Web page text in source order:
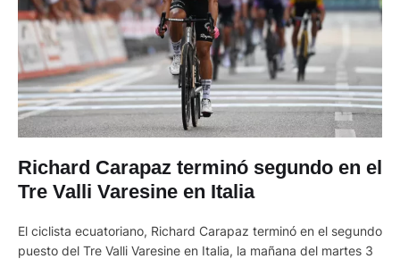
Richard Carapaz terminó segundo en el
Tre Valli Varesine en Italia
El ciclista ecuatoriano, Richard Carapaz terminó en el segundo
puesto del Tre Valli Varesine en Italia, la mañana del martes 3